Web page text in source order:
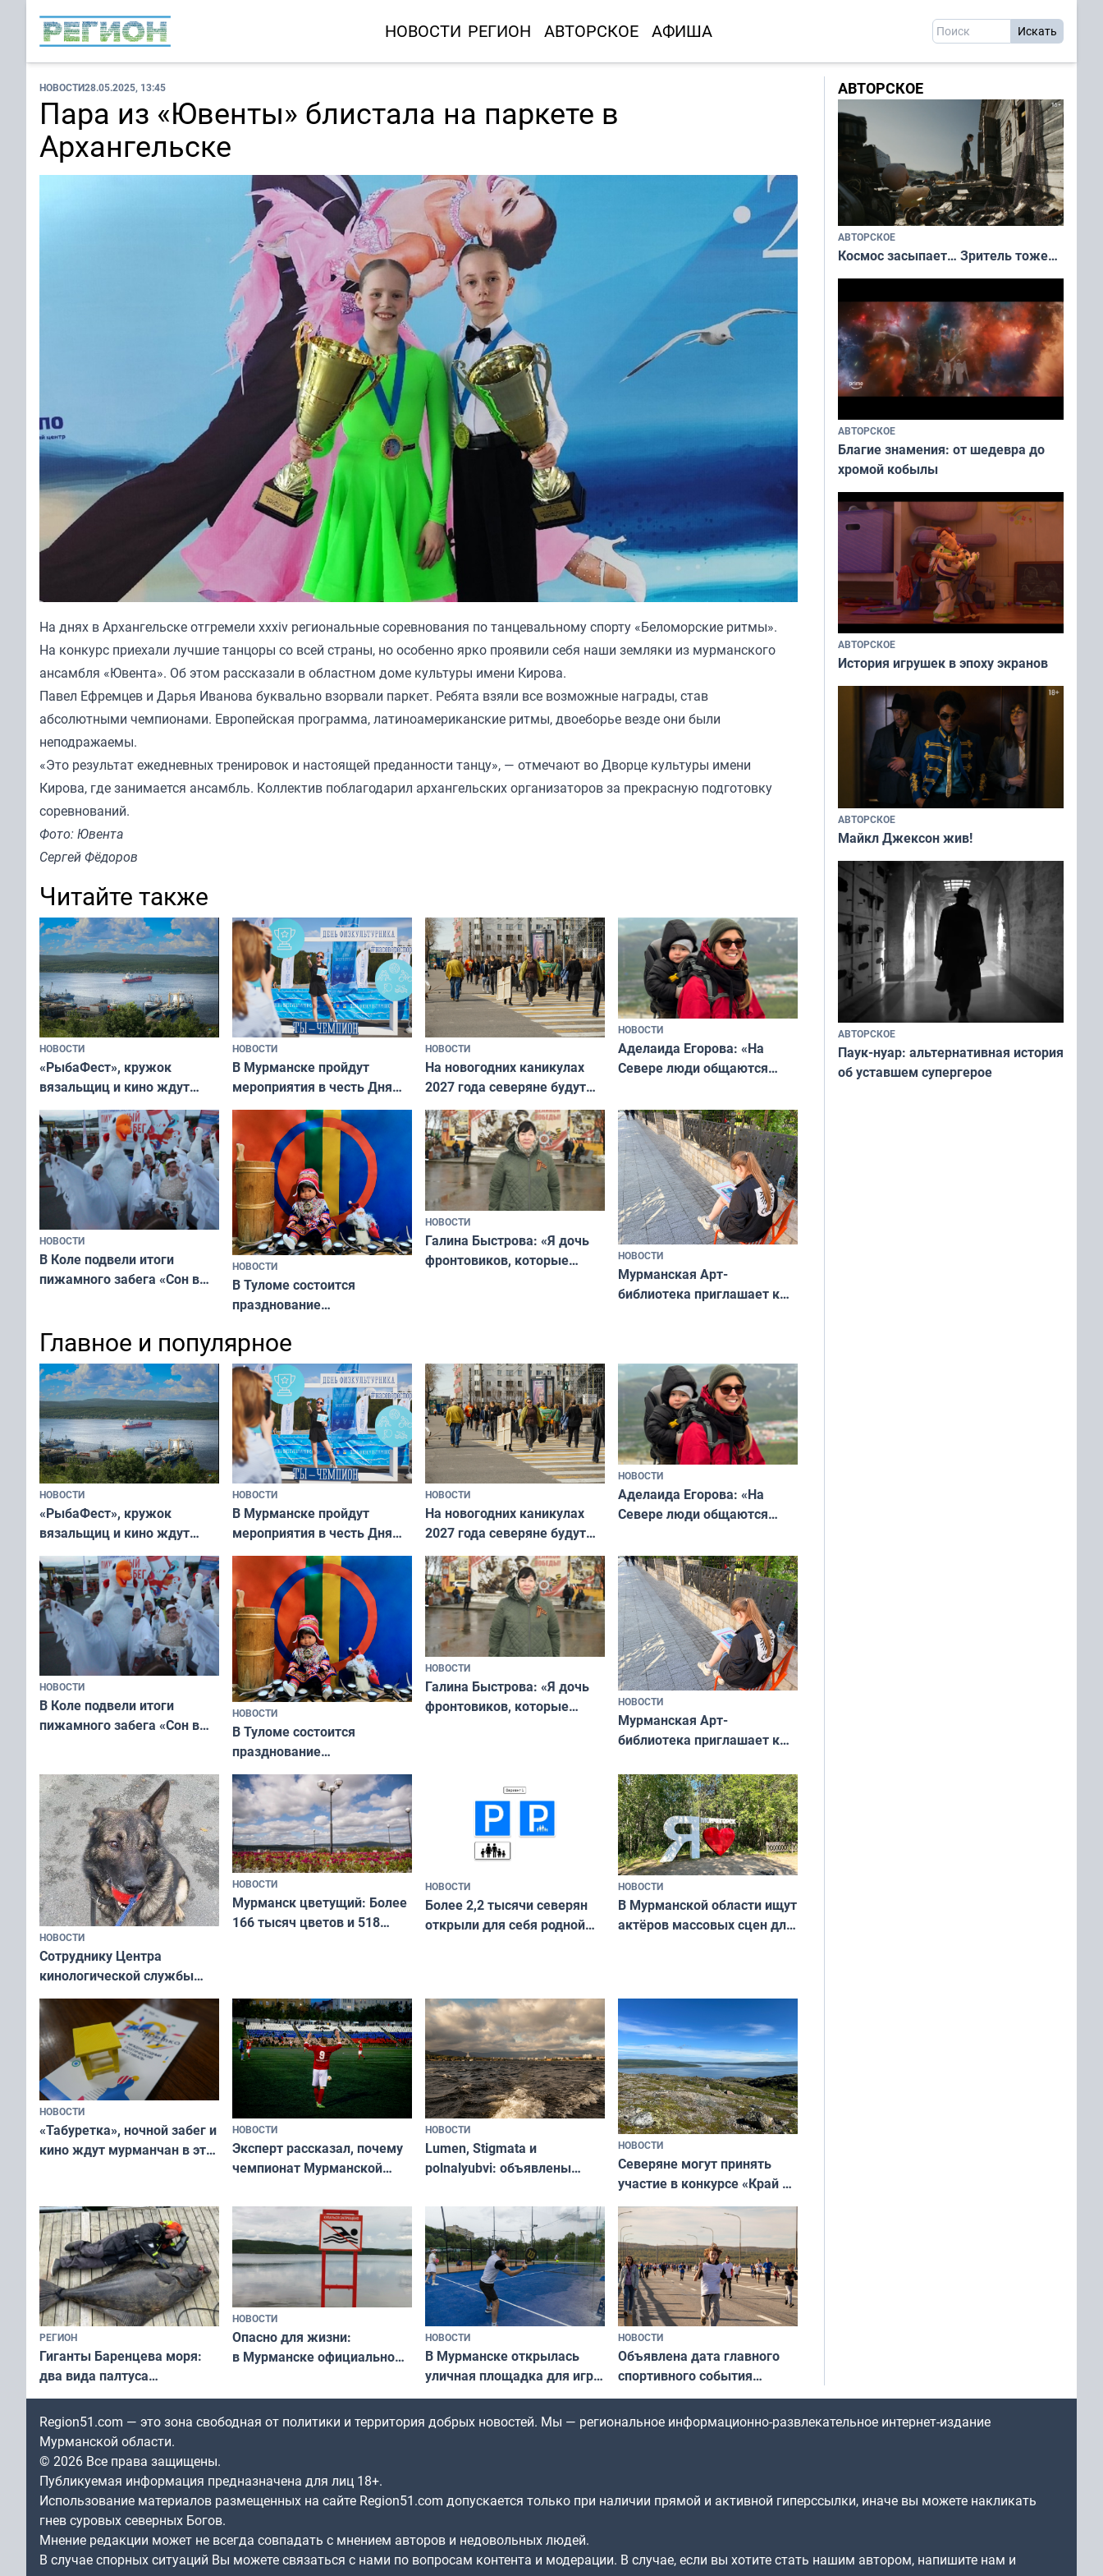
НОВОСТИ РЕГИОН АВТОРСКОЕ АФИША
НОВОСТИ28.05.2025, 13:45
Пара из «Ювенты» блистала на паркете в
Архангельске
На днях в Архангельске отгремели xxxiv региональные соревнования по танцевальному спорту «Беломорские ритмы».
На конкурс приехали лучшие танцоры со всей страны, но особенно ярко проявили себя наши земляки из мурманского
ансамбля «Ювента». Об этом рассказали в областном доме культуры имени Кирова.
Павел Ефремцев и Дарья Иванова буквально взорвали паркет. Ребята взяли все возможные награды, став
абсолютными чемпионами. Европейская программа, латиноамериканские ритмы, двоеборье везде они были
неподражаемы.
«Это результат ежедневных тренировок и настоящей преданности танцу», — отмечают во Дворце культуры имени
Кирова, где занимается ансамбль. Коллектив поблагодарил архангельских организаторов за прекрасную подготовку
соревнований.
Фото: Ювента
Сергей Фёдоров
Читайте также
НОВОСТИ
«РыбаФест», кружок
вязальщиц и кино ждут
мурманчан в эти выходные
НОВОСТИ
В Мурманске пройдут
мероприятия в честь Дня
физкультурника
НОВОСТИ
На новогодних каникулах
2027 года северяне будут
отдыхать 11 дней
НОВОСТИ
Аделаида Егорова: «На
Севере люди общаются
а потому что
ты им интересен»
НОВОСТИ
В Коле подвели итоги
пижамного забега «Сон в
НОВОСТИ
В Туломе состоится
празднование
коренных народов мира
НОВОСТИ
Галина Быстрова: «Я дочь
фронтовиков, которые
НОВОСТИ
Мурманская Арт-
библиотека приглашает к
Главное и популярное
НОВОСТИ
«РыбаФест», кружок
вязальщиц и кино ждут
мурманчан в эти выходные
НОВОСТИ
В Мурманске пройдут
мероприятия в честь Дня
физкультурника
НОВОСТИ
На новогодних каникулах
2027 года северяне будут
отдыхать 11 дней
НОВОСТИ
Аделаида Егорова: «На
Севере люди общаются
а потому что
ты им интересен»
НОВОСТИ
В Коле подвели итоги
пижамного забега «Сон в
НОВОСТИ
В Туломе состоится
празднование
Международного дня
коренных народов мира
НОВОСТИ
Галина Быстрова: «Я дочь
фронтовиков, которые
НОВОСТИ
Мурманская Арт-
библиотека приглашает к
и фотографов
НОВОСТИ
Сотруднику Центра
кинологической службы
ищут новый дом
НОВОСТИ
Мурманск цветущий: Более
166 тысяч цветов и 518
НОВОСТИ
Более 2,2 тысячи северян
открыли для себя родной
НОВОСТИ
В Мурманской области ищут
актёров массовых сцен для
НОВОСТИ
«Табуретка», ночной забег и
кино ждут мурманчан в эти
НОВОСТИ
Эксперт рассказал, почему
чемпионат Мурманской
незамеченным
НОВОСТИ
Lumen, Stigmata и
polnalyubvi: объявлены
«Имандра» в 2026 года
НОВОСТИ
Северяне могут принять
участие в конкурсе «Край у
северной границы: фотогид
по Печенгскому округу»
РЕГИОН
Гиганты Баренцева моря:
два вида палтуса
и их рекордные трофеи
НОВОСТИ
Опасно для жизни:
в Мурманске официально
в городских водоёмах
НОВОСТИ
В Мурманске открылась
уличная площадка для игры
в падел
НОВОСТИ
Объявлена дата главного
спортивного события
Заполярья: как зарождался
фестиваль «Гольфстрим»
АВТОРСКОЕ
АВТОРСКОЕ
Космос засыпает… Зритель тоже…
АВТОРСКОЕ
Благие знамения: от шедевра до
хромой кобылы
АВТОРСКОЕ
История игрушек в эпоху экранов
АВТОРСКОЕ
Майкл Джексон жив!
АВТОРСКОЕ
Паук-нуар: альтернативная история
об уставшем супергерое
Region51.com — это зона свободная от политики и территория добрых новостей. Мы — региональное информационно-развлекательное интернет-издание
Мурманской области.
© 2026 Все права защищены.
Публикуемая информация предназначена для лиц 18+.
Использование материалов размещенных на сайте Region51.com допускается только при наличии прямой и активной гиперссылки, иначе вы можете накликать
гнев суровых северных Богов.
Мнение редакции может не всегда совпадать с мнением авторов и недовольных людей.
В случае спорных ситуаций Вы можете связаться с нами по вопросам контента и модерации. В случае, если вы хотите стать нашим автором, напишите нам и